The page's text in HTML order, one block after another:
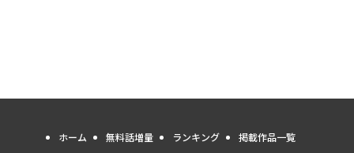
ホーム 無料話増量 ランキング 掲載作品一覧